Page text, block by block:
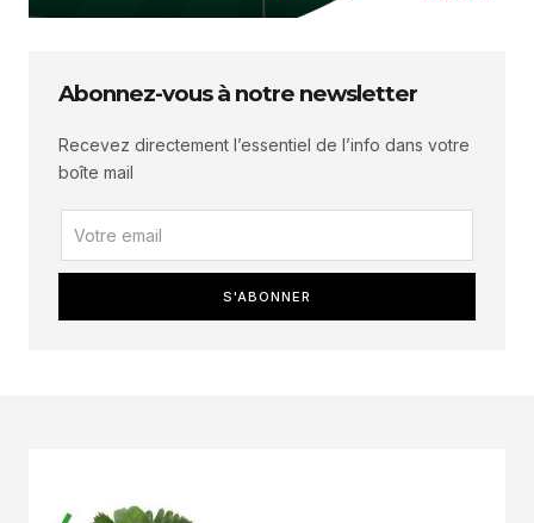
Abonnez-vous à notre newsletter
Recevez directement l’essentiel de l’info dans votre
boîte mail
S'ABONNER